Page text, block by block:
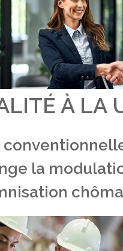
À LA
la